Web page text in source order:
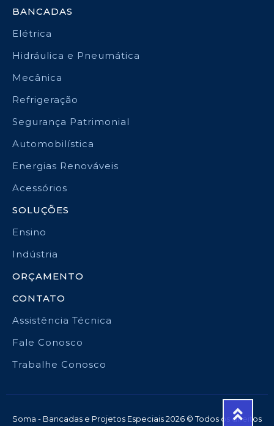
BANCADAS
Elétrica
Hidráulica e Pneumática
Mecânica
Refrigeração
Segurança Patrimonial
Automobilística
Energias Renováveis
Acessórios
SOLUÇÕES
Ensino
Indústria
ORÇAMENTO
CONTATO
Assistência Técnica
Fale Conosco
Trabalhe Conosco
Soma - Bancadas e Projetos Especiais 2026 © Todos os direitos